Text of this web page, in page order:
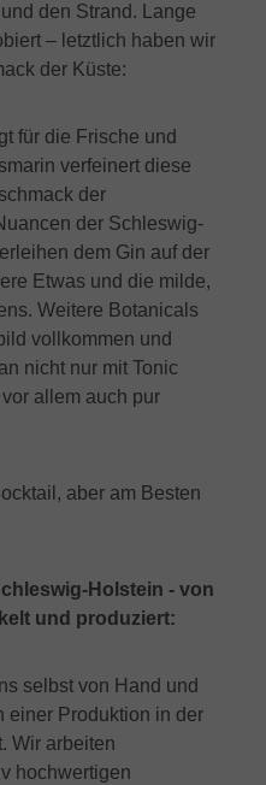
den Strand. Lange
– letztlich haben wir
der Küste:
für die Frische und
verfeinert diese
der
der Schleswig-
dem Gin auf der
Etwas und die milde,
Weitere Botanicals
vollkommen und
nicht nur mit Tonic
allem auch pur
aber am Besten
Holstein - von
und produziert:
selbst von Hand und
einer Produktion in der
Wir arbeiten
hochwertigen